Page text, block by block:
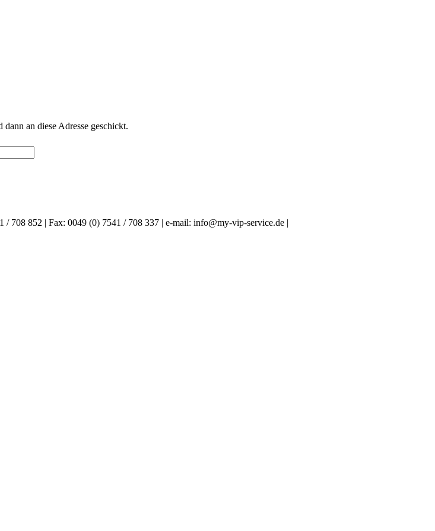
an diese Adresse geschickt.
708 852 | Fax: 0049 (0) 7541 / 708 337 | e-mail: info@my-vip-service.de |